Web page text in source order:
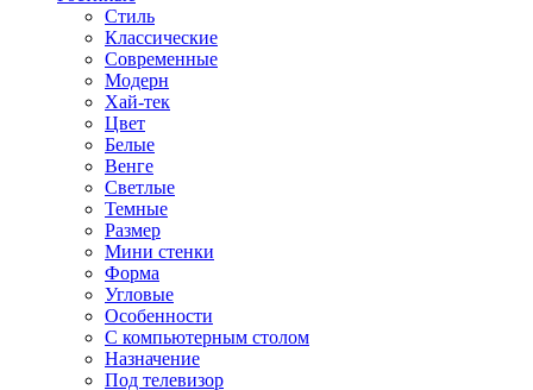
Стиль
Классические
Современные
Модерн
Хай-тек
Цвет
Белые
Венге
Светлые
Темные
Размер
Мини стенки
Форма
Угловые
Особенности
С компьютерным столом
Назначение
Под телевизор